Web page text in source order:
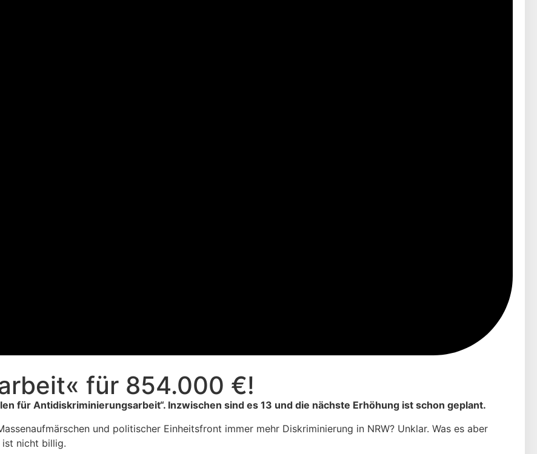
für 854.000 €!
für Antidiskriminierungsarbeit“. Inzwischen sind es 13 und die nächste Erhöhung ist schon geplant.
und politischer Einheitsfront immer mehr Diskriminierung in NRW? Unklar. Was es aber
ist nicht billig.